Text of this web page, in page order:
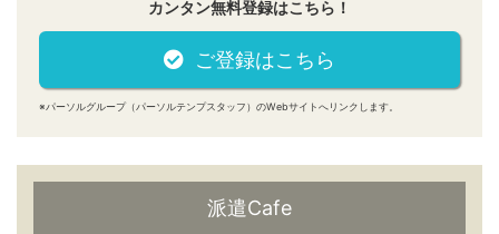
カンタン無料登録はこちら！
ご登録はこちら
※パーソルグループ（パーソルテンプスタッフ）のWebサイトへリンクします。
派遣Cafe